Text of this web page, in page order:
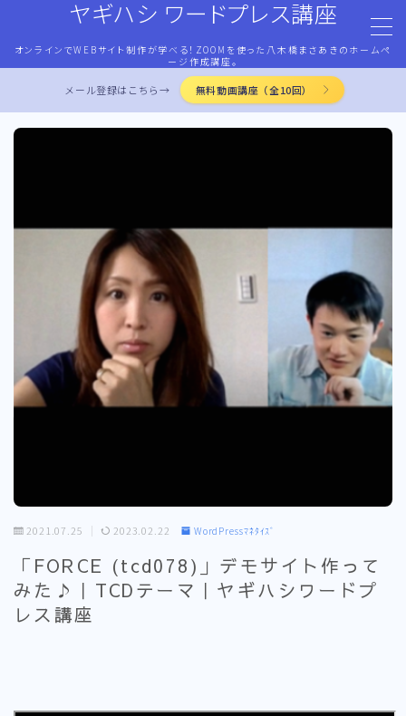
ヤギハシ ワードプレス講座
オンラインでWEBサイト制作が学べる！ZOOMを使った八木橋まさあきのホームペ
ージ作成講座。
MENU
HOME
ココナラ・ストアカ出品
LP作成術
PROFILE
お問合せ
メール登録はこちら→ 無料動画講座（全10回）
2021.07.25 2023.02.22 WordPressﾏﾈﾀｲｽﾞ
「FORCE (tcd078)」デモサイト作って
みた♪｜TCDテーマ｜ヤギハシワードプ
レス講座